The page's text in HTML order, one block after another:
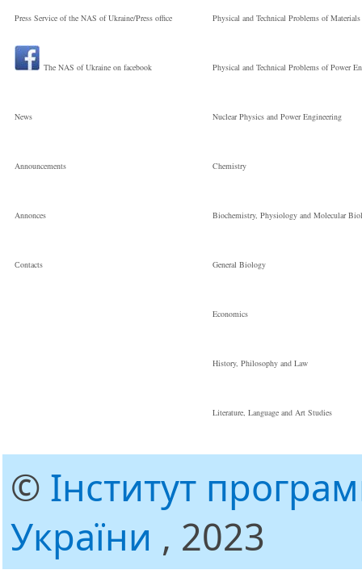
Press Service of the NAS of Ukraine/Press office
The NAS of Ukraine on facebook
News
Announcements
Annonces
Сontacts
Physical and Technical Problems of Materials
Physical and Technical Problems of Power
Nuclear Physics and Power Engineering
Chemistry
Biochemistry, Physiology and Molecular
General Biology
Economics
History, Philosophy and Law
Literature, Language and Art Studies
© Інститут
України , 2023